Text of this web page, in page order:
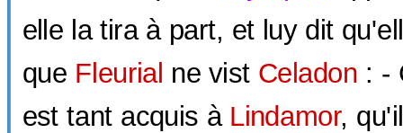
elle la tira à part, et luy dit
que Fleurial ne vist Celadon : -
est tant acquis à Lindamor,